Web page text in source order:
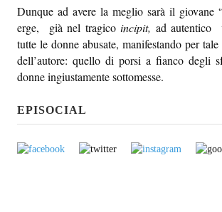
Dunque ad avere la meglio sarà il giovane
erge, già nel tragicoincipit, ad autentico
tutte le donne abusate, manifestando per
dell’autore: quello di porsi a fianco degli
donne ingiustamente sottomesse.
EPISOCIAL